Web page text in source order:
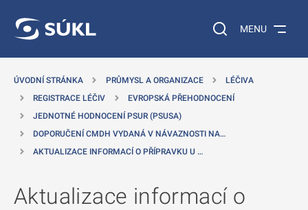
Vyhledávání na
MENU
ÚVODNÍ STRÁNKA PRŮMYSL A ORGANIZACE
LÉČIVA
REGISTRACE LÉČIV
EVROPSKÁ PŘEHODNOCENÍ
JEDNOTNÉ HODNOCENÍ PSUR (PSUSA)
DOPORUČENÍ CMDH VYDANÁ V NÁVAZNOSTI NA…
AKTUALIZACE INFORMACÍ O PŘÍPRAVKU U …
Aktualizace informací o